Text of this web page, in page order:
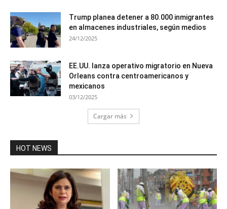
Trump planea detener a 80.000 inmigrantes
en almacenes industriales, según medios
24/12/2025
EE.UU. lanza operativo migratorio en Nueva
Orleans contra centroamericanos y
mexicanos
03/12/2025
Cargar más
HOT NEWS